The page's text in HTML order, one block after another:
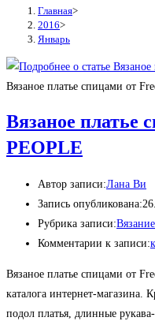
Главная>
2016>
Январь
Вязаное платье спицами от
Вязаное платье
PEOPLE
Автор записи:Лана Ви
Запись опубликована:
Рубрика записи:
Комментарии к записи:
Вязаное платье спицами от
каталога интернет-
подол платья, длинные